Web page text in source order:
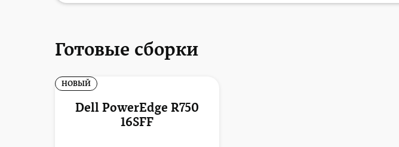
Готовые сборки
Dell PowerEdge R750
16SFF
НОВЫЙ